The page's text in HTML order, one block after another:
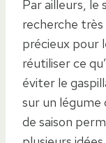
Par ailleurs, le
recherche
précieux pour
réutiliser ce
éviter le
sur un
de saison